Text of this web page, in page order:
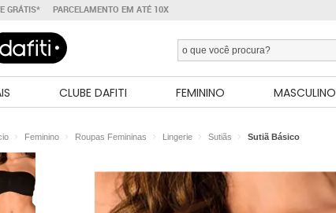
GRÁTIS* PARCELAMENTO EM ATÉ 10X
CLUBE DAFITI FEMININO MASCULINO
Feminino Roupas Femininas Lingerie Sutiãs Sutiã Básico